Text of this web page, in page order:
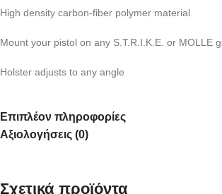
High density carbon-fiber polymer material
Mount your pistol on any S.T.R.I.K.E. or MOLLE
Holster adjusts to any angle
Επιπλέον πληροφορίες
Αξιολογήσεις (0)
Σχετικά προϊόντα